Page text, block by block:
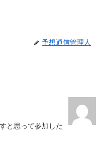
予想通信管理人
と思って参加した